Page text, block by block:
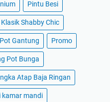
Pintu Besi
Shabby Chic
Pot Gantung Promo
Pot Bunga
Atap Baja Ringan
kamar mandi